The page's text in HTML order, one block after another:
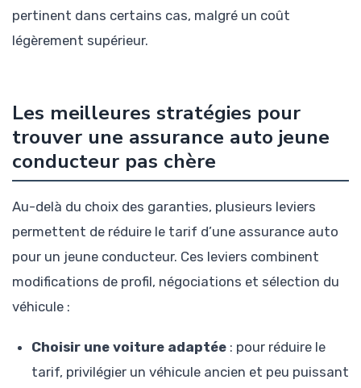
pertinent dans certains cas, malgré un coût
légèrement supérieur.
Les meilleures stratégies pour
trouver une assurance auto jeune
conducteur pas chère
Au-delà du choix des garanties, plusieurs leviers
permettent de réduire le tarif d’une assurance auto
pour un jeune conducteur. Ces leviers combinent
modifications de profil, négociations et sélection du
véhicule :
Choisir une voiture adaptée : pour réduire le
tarif, privilégier un véhicule ancien et peu puissant